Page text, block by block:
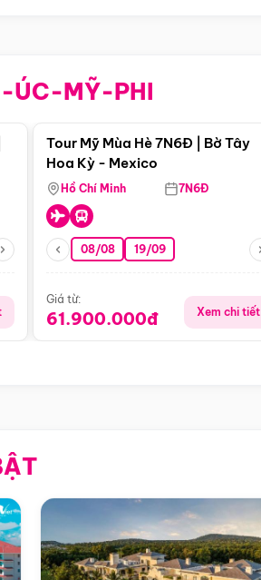
ÚC-MỸ-PHI
Tour Mỹ Mùa Hè 7N6Đ | Bờ Tây
Hoa Kỳ - Mexico
Hồ Chí Minh 7N6Đ
08/08 19/09
Giá từ:
61.900.000đ Xem chi tiết